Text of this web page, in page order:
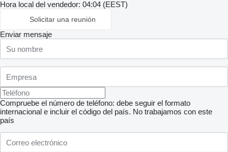
Hora local del vendedor: 04:04 (EEST)
Solicitar una reunión
Enviar mensaje
Compruebe el número de teléfono: debe seguir el formato
internacional e incluir el código del país. No trabajamos con este
país